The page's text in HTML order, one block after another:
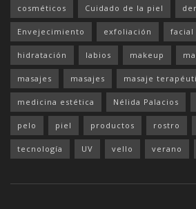
cosméticos Cuidado de la piel
Envejecimiento exfoliación facial
hidratación labios makeup
masajes masajes masaje
medicina estética Nélida Palacios
pelo piel productos rostro
tecnología UV vello verano